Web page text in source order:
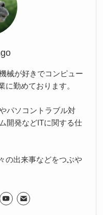
械が好きでコンピュー
に勤めております。
パソコントラブル対
開発などITに関する仕
の出来事などをつぶや